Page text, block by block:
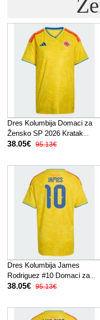
Dres Kolumbija Domaci za
Žensko SP 2026 Kratak
Rukav
38.05€ 95.13€
Dres Kolumbija James
Rodriguez #10 Domaci za
Žensko SP 2026 Kratak
38.05€ 95.13€